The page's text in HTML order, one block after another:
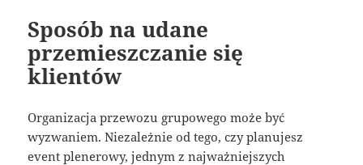
Sposób na udane
przemieszczanie się
klientów
Organizacja przewozu grupowego może być
wyzwaniem. Niezależnie od tego, czy planujesz
event plenerowy, jednym z najważniejszych